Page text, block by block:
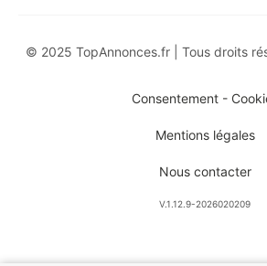
© 2025 TopAnnonces.fr | Tous droits
Consentement -
Mentions légales
Nous contacter
V.1.12.9-2026020209